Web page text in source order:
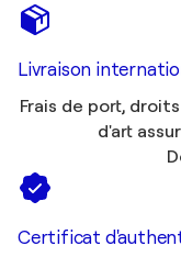
Livraison
Frais de port,
d'art
Certificat